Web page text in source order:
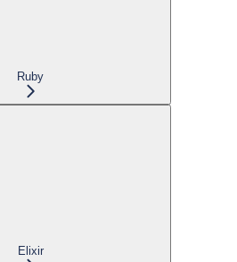
Ruby
Elixir